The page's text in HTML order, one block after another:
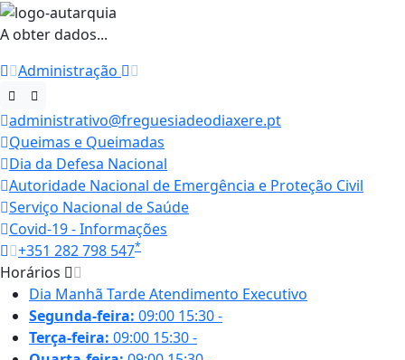
A obter dados...
Administração
administrativo@freguesiadeodiaxere.pt
Queimas e Queimadas
Dia da Defesa Nacional
Autoridade Nacional de Emergência e Proteção Civil
Serviço Nacional de Saúde
Covid-19 - Informações
+351 282 798 547*
Horários
Dia Manhã TardeAtendimento Executivo
Segunda-feira: 09:00 15:30-
Terça-feira: 09:00 15:30-